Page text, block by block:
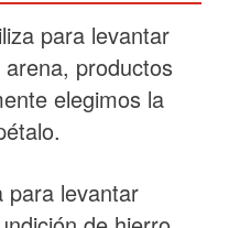
para levantar
productos
elegimos la
para levantar